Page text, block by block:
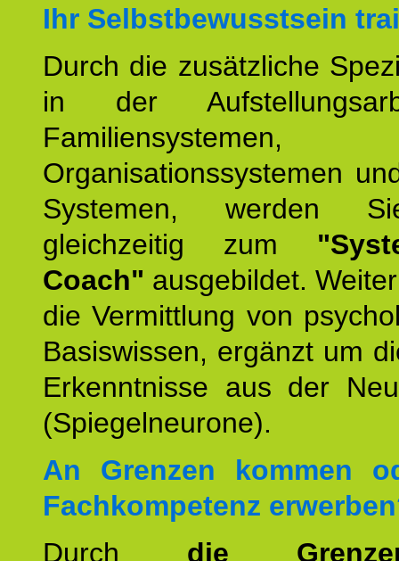
Ihr Selbstbewusstsein
Durch die zusätzliche
in der
Familiensystemen,
Organisationssystemen
Systemen, werden
gleichzeitig zum
Coach" ausgebildet.
die Vermittlung von
Basiswissen, ergänzt um
Erkenntnisse aus der
(Spiegelneurone).
An Grenzen kommen
Fachkompetenz
Durch die